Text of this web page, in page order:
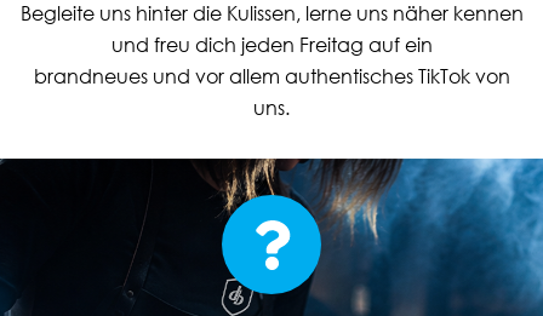
Begleite uns hinter die Kulissen, lerne uns näher kennen
und freu dich jeden Freitag auf ein
brandneues und vor allem authentisches TikTok von
uns.